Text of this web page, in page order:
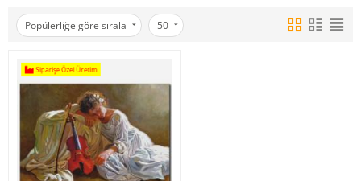
Popülerliğe göre sırala 50
Siparişe Özel Üretim